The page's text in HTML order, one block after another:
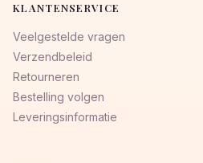
KLANTENSERVICE
Veelgestelde vragen
Verzendbeleid
Retourneren
Bestelling volgen
Leveringsinformatie